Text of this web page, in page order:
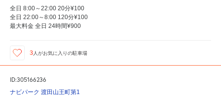
全日 8:00～22:00 20分¥100
全日 22:00～8:00 120分¥100
最大料金 全日 24時間¥900
3 人がお気に入りの駐車場
ID:305166236
ナビパーク 渡田山王町第1